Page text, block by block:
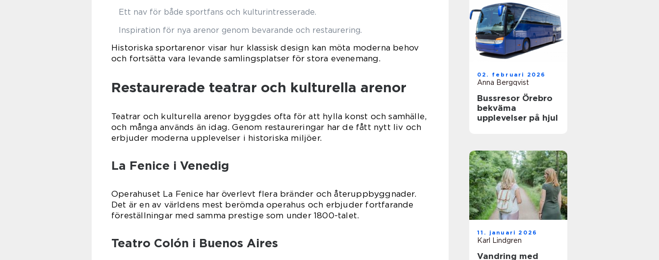
Ett nav för både sportfans och kulturintresserade.
Inspiration för nya arenor genom bevarande och restaurering.
Historiska sportarenor visar hur klassisk design kan möta moderna behov
och fortsätta vara levande samlingsplatser för stora evenemang.
Restaurerade teatrar och kulturella arenor
Teatrar och kulturella arenor byggdes ofta för att hylla konst och samhälle,
och många används än idag. Genom restaureringar har de fått nytt liv och
erbjuder moderna upplevelser i historiska miljöer.
La Fenice i Venedig
Operahuset La Fenice har överlevt flera bränder och återuppbyggnader.
Det är en av världens mest berömda operahus och erbjuder fortfarande
föreställningar med samma prestige som under 1800-talet.
Teatro Colón i Buenos Aires
02. februari 2026
Anna Bergqvist
Bussresor Örebro
bekväma
upplevelser på hjul
11. januari 2026
Karl Lindgren
Vandring med